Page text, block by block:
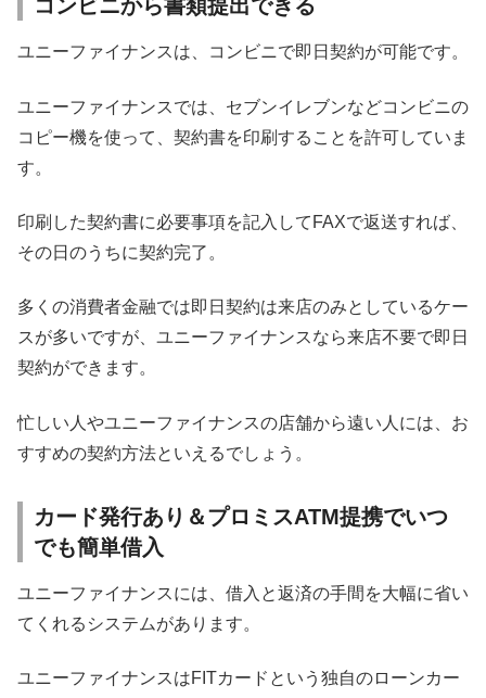
コンビニから書類提出できる
ユニーファイナンスは、コンビニで即日契約が可能です。
ユニーファイナンスでは、セブンイレブンなどコンビニの
コピー機を使って、契約書を印刷することを許可していま
す。
印刷した契約書に必要事項を記入してFAXで返送すれば、
その日のうちに契約完了。
多くの消費者金融では即日契約は来店のみとしているケー
スが多いですが、ユニーファイナンスなら来店不要で即日
契約ができます。
忙しい人やユニーファイナンスの店舗から遠い人には、お
すすめの契約方法といえるでしょう。
カード発行あり＆プロミスATM提携でいつ
でも簡単借入
ユニーファイナンスには、借入と返済の手間を大幅に省い
てくれるシステムがあります。
ユニーファイナンスはFITカードという独自のローンカー